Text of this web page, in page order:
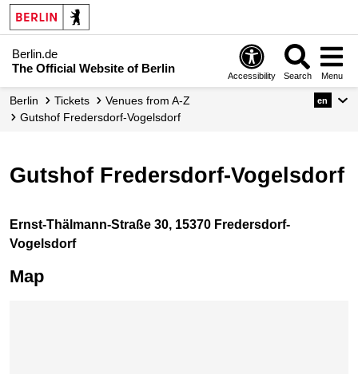
Berlin.de
The Official Website of Berlin
Accessibility Search Menu
Berlin Tickets
Venues from A-Z
Gutshof Fredersdorf-Vogelsdorf
en
Gutshof Fredersdorf-Vogelsdorf
Ernst-Thälmann-Straße 30, 15370 Fredersdorf-
Vogelsdorf
Map